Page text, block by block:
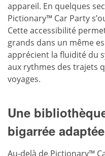
appareil. En quelques
Pictionary™ Car Party
Cette accessibilité
grands dans un même
apprécient la fluidité du
aux rythmes des trajets
voyages.
Une
bigarrée
Au-delà de Pictionary™